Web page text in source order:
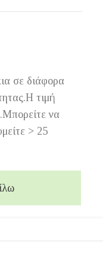
σε διάφορα
τιμή
να
> 25